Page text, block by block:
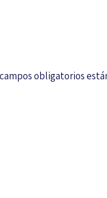
obligatorios